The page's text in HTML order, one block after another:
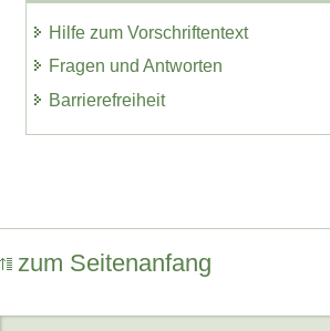
Hilfe zum Vorschriftentext
Fragen und Antworten
Barrierefreiheit
zum Seitenanfang